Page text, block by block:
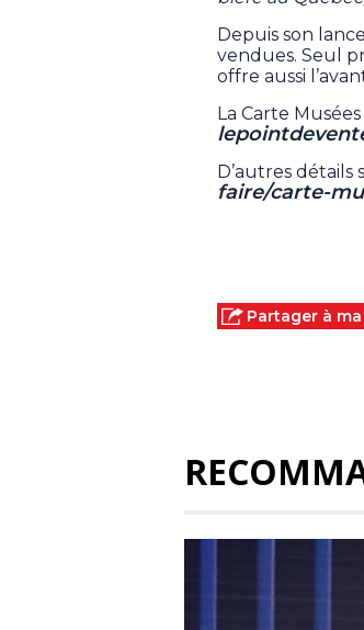
Depuis son
vendues. Seul
offre aussi
La Carte
D’autres détails
faire/carte-
Partager à